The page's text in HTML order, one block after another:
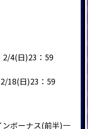
4(日)23：59
日)23：59
ンボーナス(前半)一